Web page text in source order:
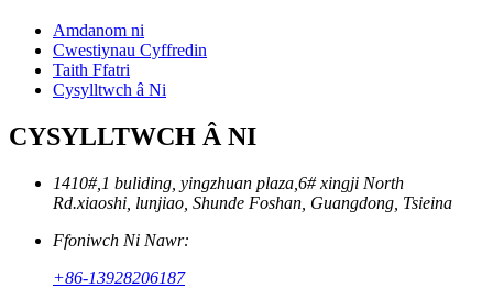
Amdanom ni
Cwestiynau Cyffredin
Taith Ffatri
Cysylltwch â Ni
CYSYLLTWCH Â NI
1410#,1 buliding, yingzhuan plaza,6# xingji North
Rd.xiaoshi, lunjiao, Shunde Foshan, Guangdong, Tsieina
Ffoniwch Ni Nawr:
+86-13928206187